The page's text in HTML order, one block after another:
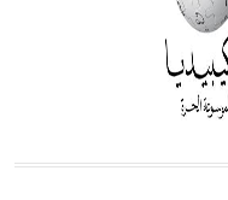
في البحر ويتركب
أو شديد الحمرة وهو
الش
تم اعتمادها مصطلحاً